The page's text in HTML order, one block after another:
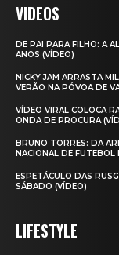
VIDEOS
DE PAI PARA FILHO: A
ANOS (VÍDEO)
NICKY JAM ARRASTA
VERÃO NA PÓVOA DE
VÍDEO VIRAL COLOCA
ONDA DE PROCURA
BRUNO TORRES: DA
NACIONAL DE FUTEBOL
ESPETÁCULO DAS
SÁBADO (VÍDEO)
LIFESTYLE